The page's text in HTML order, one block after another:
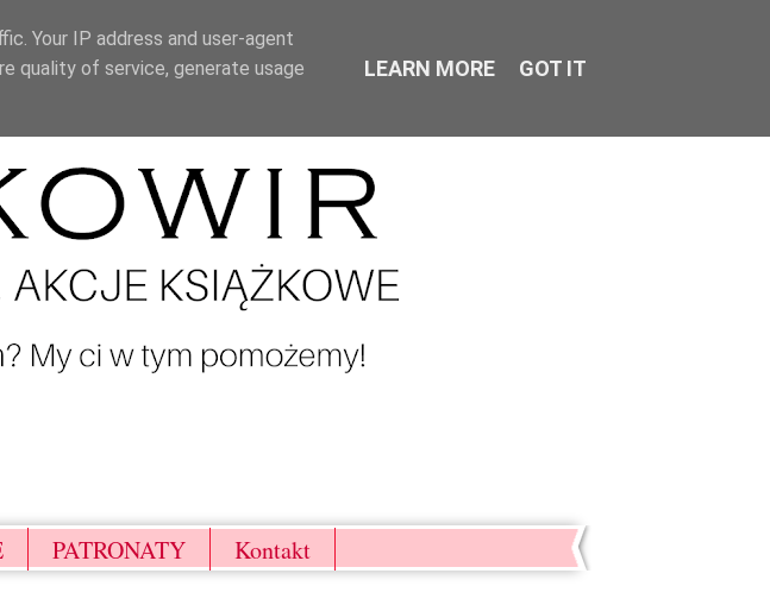
PATRONATY Kontakt
Your IP address and user-agent
quality of service, generate usage
LEARN MORE GOT IT